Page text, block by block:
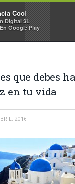
Cool
Digital SL
Google Play
que debes
en tu vida
2016